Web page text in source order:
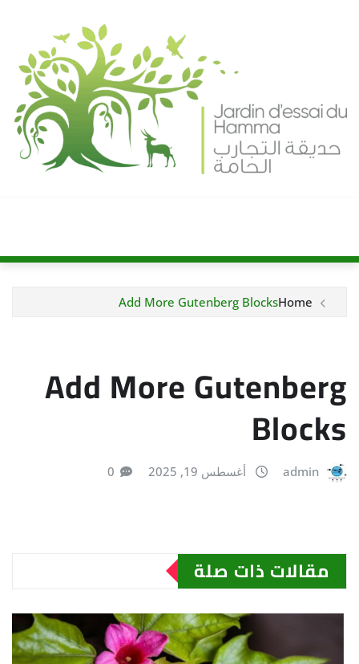
Home
Add More Gutenberg Blocks
Add More Gutenberg
Blocks
admin أغسطس 19, 2025 0
مقالات ذات صلة